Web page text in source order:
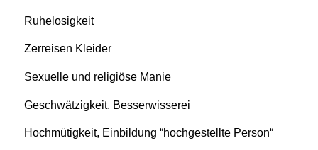
Ruhelosigkeit
Zerreisen Kleider
Sexuelle und religiöse Manie
Geschwätzigkeit, Besserwisserei
Hochmütigkeit, Einbildung “hochgestellte Person“